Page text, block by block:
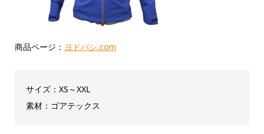
商品ページ： ヨドバシ.com
サイズ：XS～XXL
素材：ゴアテックス